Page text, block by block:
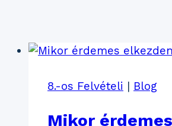
8.-os Felvételi | Blog
Mikor